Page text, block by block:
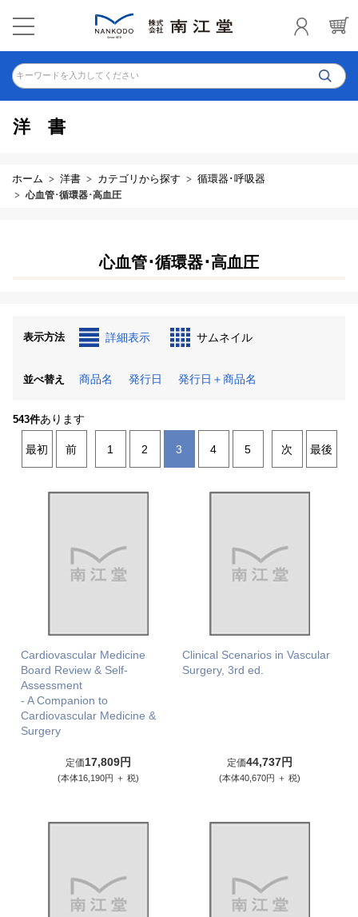
キーワードを入力してください
洋書
ホーム 洋書 カテゴリから探す 循環器･呼吸器
心血管･循環器･高血圧
心血管･循環器･高血圧
表示方法 詳細表示 サムネイル
並べ替え 商品名 発行日 発行日＋商品名
543件あります
最初 前 1 2 3 4 5 次 最後
Cardiovascular Medicine
Board Review & Self-
Assessment
- A Companion to
Cardiovascular Medicine &
Surgery
定価17,809円
(本体16,190円 ＋ 税)
Clinical Scenarios in Vascular
Surgery, 3rd ed.
定価44,737円
(本体40,670円 ＋ 税)